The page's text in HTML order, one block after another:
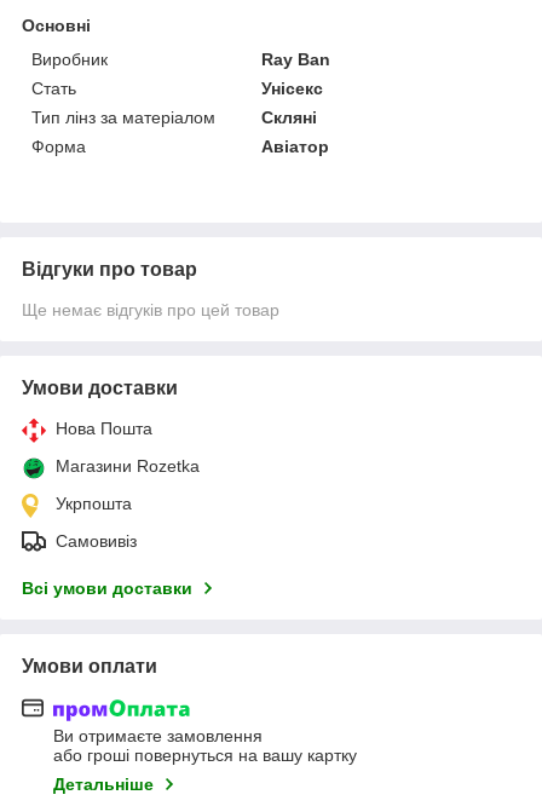
Основні
Виробник
Ray Ban
Стать
Унісекс
Тип лінз за матеріалом
Скляні
Форма
Авіатор
Відгуки про товар
Ще немає відгуків про цей товар
Умови доставки
Нова Пошта
Магазини Rozetka
Укрпошта
Самовивіз
Всі умови доставки
Умови оплати
Ви отримаєте замовлення
або гроші повернуться на вашу картку
Детальніше